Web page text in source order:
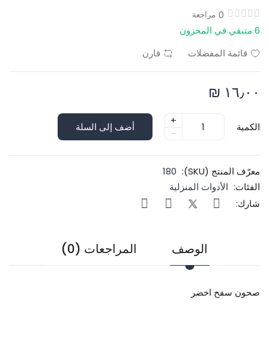
0 مراجعة
6 متبقي في المخزون
قائمة المفضلات
قارن
١٦٫٠٠ ₪
الكمية
+
-
أضف إلى السلة
معرّف المنتج (SKU):
180
الفئات: الأدوات المنزلية
شارك:
الوصف المراجعات (0)
صحون سفح اخضر